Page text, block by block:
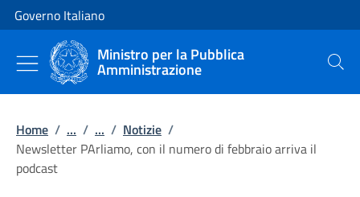
Vai al contenuto
Vai alla navigazione del sito
Governo Italiano
Ministro per la Pubblica
Amministrazione Cerca
Home / ... / ... / Notizie /
Newsletter PArliamo, con il numero di febbraio arriva il
podcast